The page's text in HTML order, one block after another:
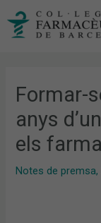
Formar-
anys
els
Notes de premsa,